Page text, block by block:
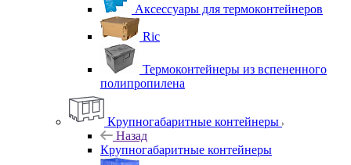
Аксессуары для термоконтейнеров
Ric
Термоконтейнеры из вспененного
полипропилена
Крупногабаритные контейнеры
Назад
Крупногабаритные контейнеры